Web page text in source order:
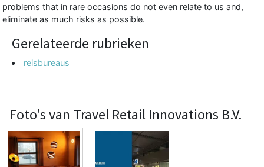
problems that in rare occasions do not even relate to us and,
eliminate as much risks as possible.
Gerelateerde rubrieken
reisbureaus
Foto's van Travel Retail Innovations B.V.